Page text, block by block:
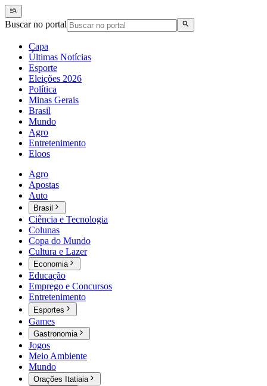
Buscar no portal
Capa
Últimas Notícias
Esporte
Eleições 2026
Política
Minas Gerais
Brasil
Mundo
Agro
Entretenimento
Eloos
Agro
Apostas
Auto
Brasil
Ciência e Tecnologia
Colunas
Copa do Mundo
Cultura e Lazer
Economia
Educação
Emprego e Concursos
Entretenimento
Esportes
Games
Gastronomia
Jogos
Meio Ambiente
Mundo
Orações Itatiaia